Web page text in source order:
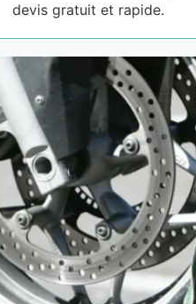
devis gratuit et rapide.